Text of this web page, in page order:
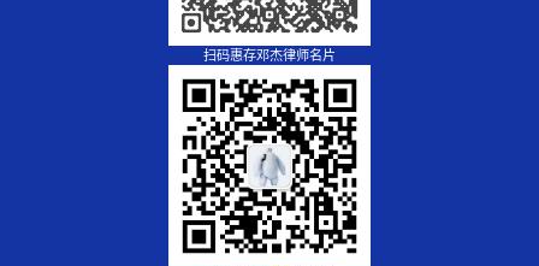
扫码惠存邓杰律师名片